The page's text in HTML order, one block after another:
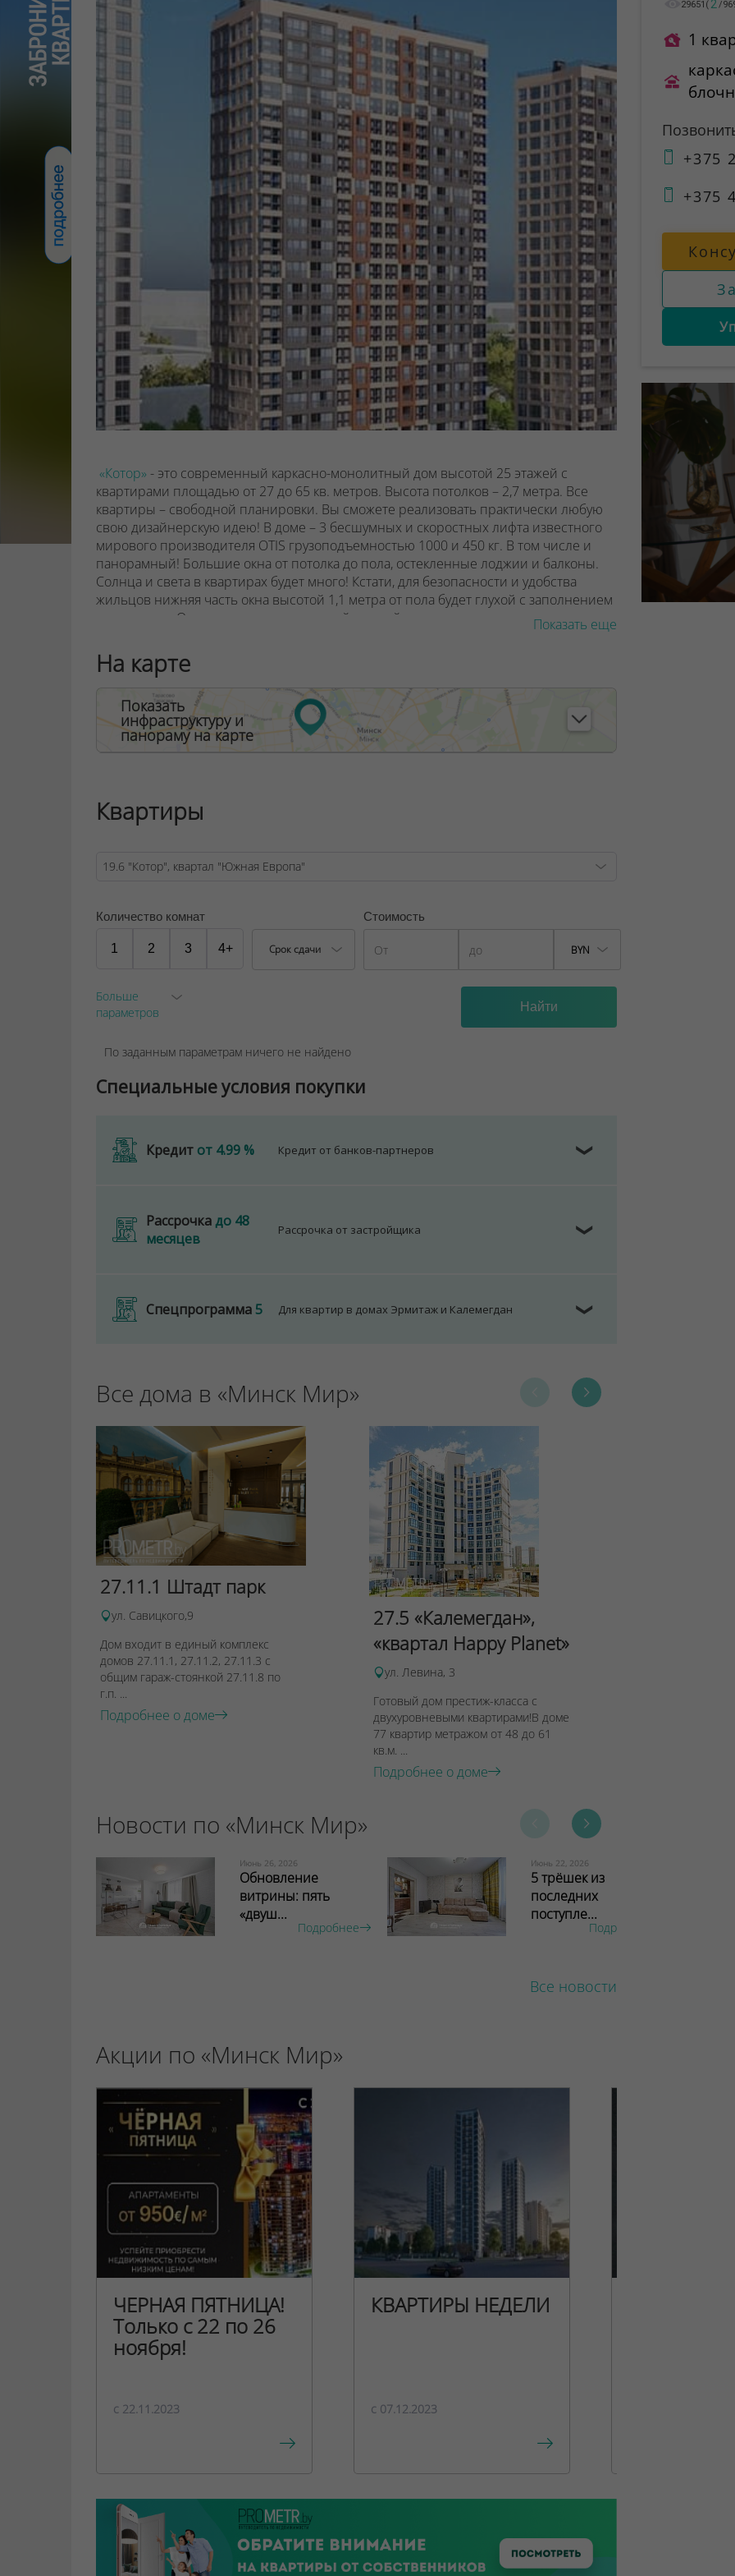
«Котор» - это современный каркасно-монолитный дом высотой 25 этажей с
квартирами площадью от 27 до 65 кв. метров. Высота потолков – 2,7 метра. Все
квартиры – свободной планировки. Вы сможете реализовать практически любую
свою дизайнерскую идею! В доме – 3 бесшумных и скоростных лифта известного
мирового производителя OTIS грузоподъемностью 1000 и 450 кг. В том числе и
панорамный! Большие окна от потолка до пола, остекленные лоджии и балконы.
Солнца и света в квартирах будет много! Кстати, для безопасности и удобства
жильцов нижняя часть окна высотой 1,1 метра от пола будет глухой с заполнением
триплексом. Ограждения нижних частей лоджий – металлические со вставками из
«Котор»
позволит почувствовать себя как в пятизвездочном отеле в Хорватии или
Черногории: здесь будет стойка консьержа, зона ожидания гостей, санитарная
комната с пеленальным столиком.Предусмотрен байк-бокс для хранения
велосипедов.Выходы оборудованы с использованием принципов безбарьерного
пространства – для дополнительного комфорта людей с ограниченными
Договор на оказание риэлтерских услуг № 447/6, от 04.09.2025
Показать еще
На карте
Показать
инфраструктуру и
панораму на карте
Квартиры
Количество комнат
1 2 3 4+ Срок сдачи
Стоимость
BYN
Больше
параметров
По заданным параметрам ничего не найдено
Специальные условия покупки
Кредит от 4.99 % Кредит от банков-партнеров ❯
Рассрочкадо 48
месяцев
Рассрочка от застройщика ❯
Спецпрограмма5 Для квартир в домах Эрмитаж и Калемегдан ❯
Все дома в «Минск Мир»
27.11.1 Штадт парк
ул. Савицкого,9
Дом входит в единый комплекс
домов 27.11.1, 27.11.2, 27.11.3 с
общим гараж-стоянкой 27.11.8 по
г.п. ...
Подробнее о доме
27.5 «Калемегдан»,
«квартал Happy Planet»
ул. Левина, 3
Готовый дом престиж-класса с
двухуровневыми квартирами!В доме
77 квартир метражом от 48 до 61
кв.м. ...
Подробнее о доме
Новости по «Минск Мир»
Июнь 26, 2026
Обновление
витрины: пять
«двуш...
Подробнее
Июнь 22, 2026
5 трёшек из
последних
поступле...
Подробнее
Все новости
Акции по «Минск Мир»
ЧЕРНАЯ ПЯТНИЦА!
Только с 22 по 26
ноября!
c 22.11.2023
КВАРТИРЫ НЕДЕЛИ
c 07.12.2023
29651 ( 2 /
1
+375
+375